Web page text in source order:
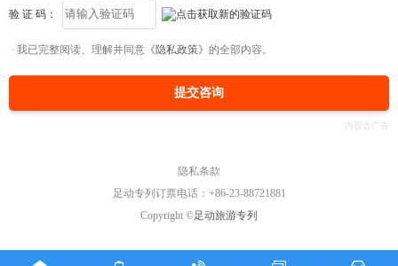
验 证 码：
我已完整阅读、理解并同意 《隐私政策》 的全部内容。
提交咨询
隐私条款
足动专列订票电话：+86-23-88721881
Copyright ©足动旅游专列